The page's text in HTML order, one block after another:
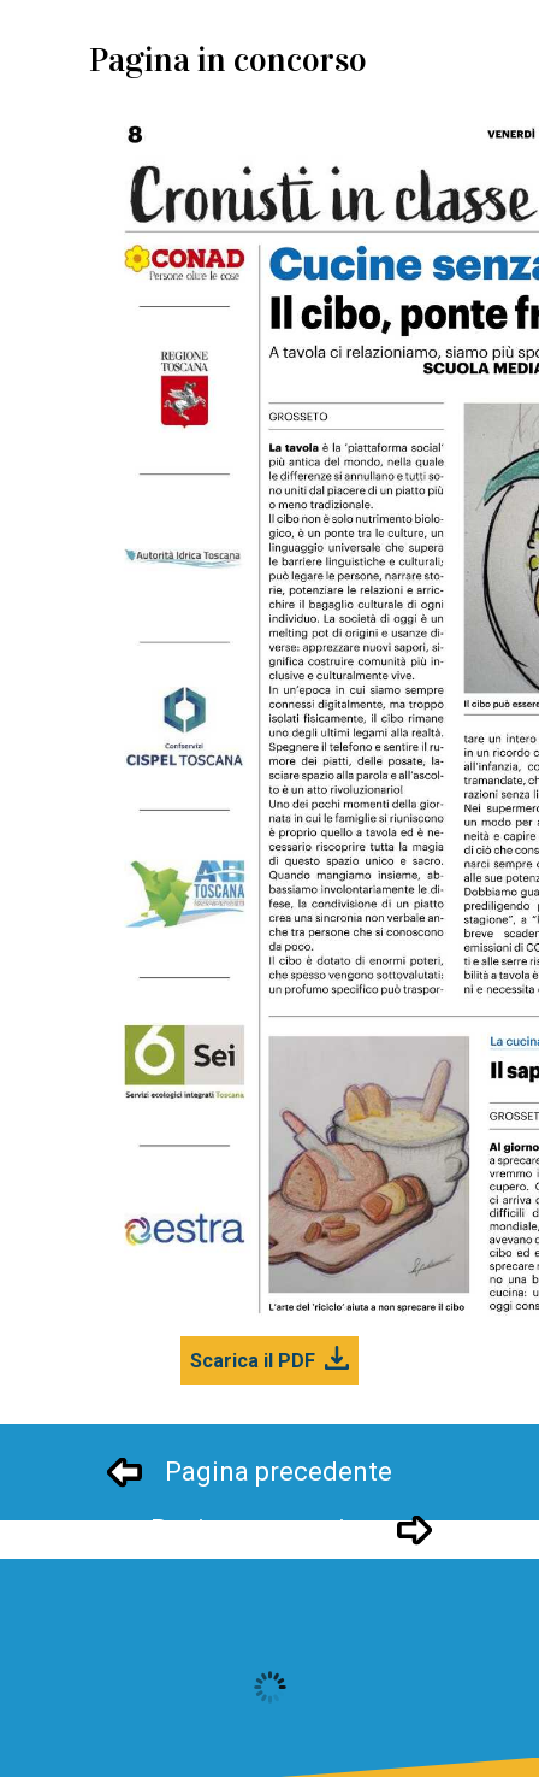
Pagina in concorso
Scarica il PDF
Pagina precedente
Pagina successivo